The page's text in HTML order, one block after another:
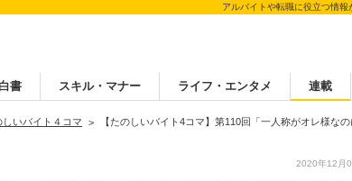
アルバイトや転職に役立つ情報
書 スキル・マナー ライフ・エンタメ 連載
しいバイト４コマ 【たのしいバイト4コマ】第110回「一人称がオレ様なの
2020年12月